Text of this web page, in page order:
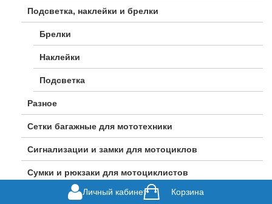
Подсветка, наклейки и брелки
Брелки
Наклейки
Подсветка
Разное
Сетки багажные для мототехники
Сигнализации и замки для мотоциклов
Сумки и рюкзаки для мотоциклистов
Чехлы для мототехники
Личный кабинет Корзина